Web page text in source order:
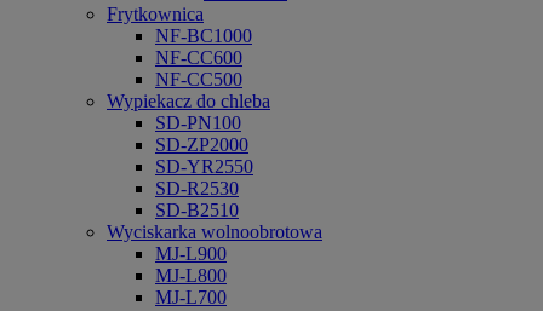
Frytkownica
NF-BC1000
NF-CC600
NF-CC500
Wypiekacz do chleba
SD-PN100
SD-ZP2000
SD-YR2550
SD-R2530
SD-B2510
Wyciskarka wolnoobrotowa
MJ-L900
MJ-L800
MJ-L700